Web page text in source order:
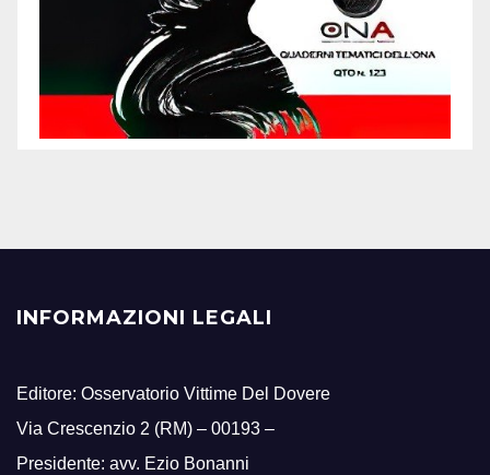
INFORMAZIONI LEGALI
Editore: Osservatorio Vittime Del Dovere
Via Crescenzio 2 (RM) – 00193 –
Presidente: avv. Ezio Bonanni